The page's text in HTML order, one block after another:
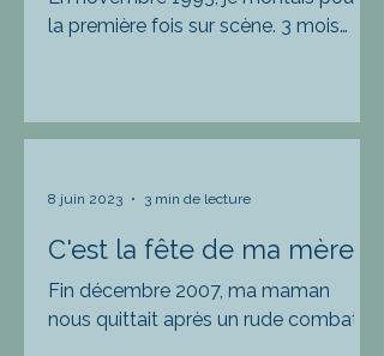
la première fois sur scène. 3 mois
C'est la fête de ma mère
Fin décembre 2007, ma maman
nous quittait après un rude combat
8 juin 2023 3 min de lecture